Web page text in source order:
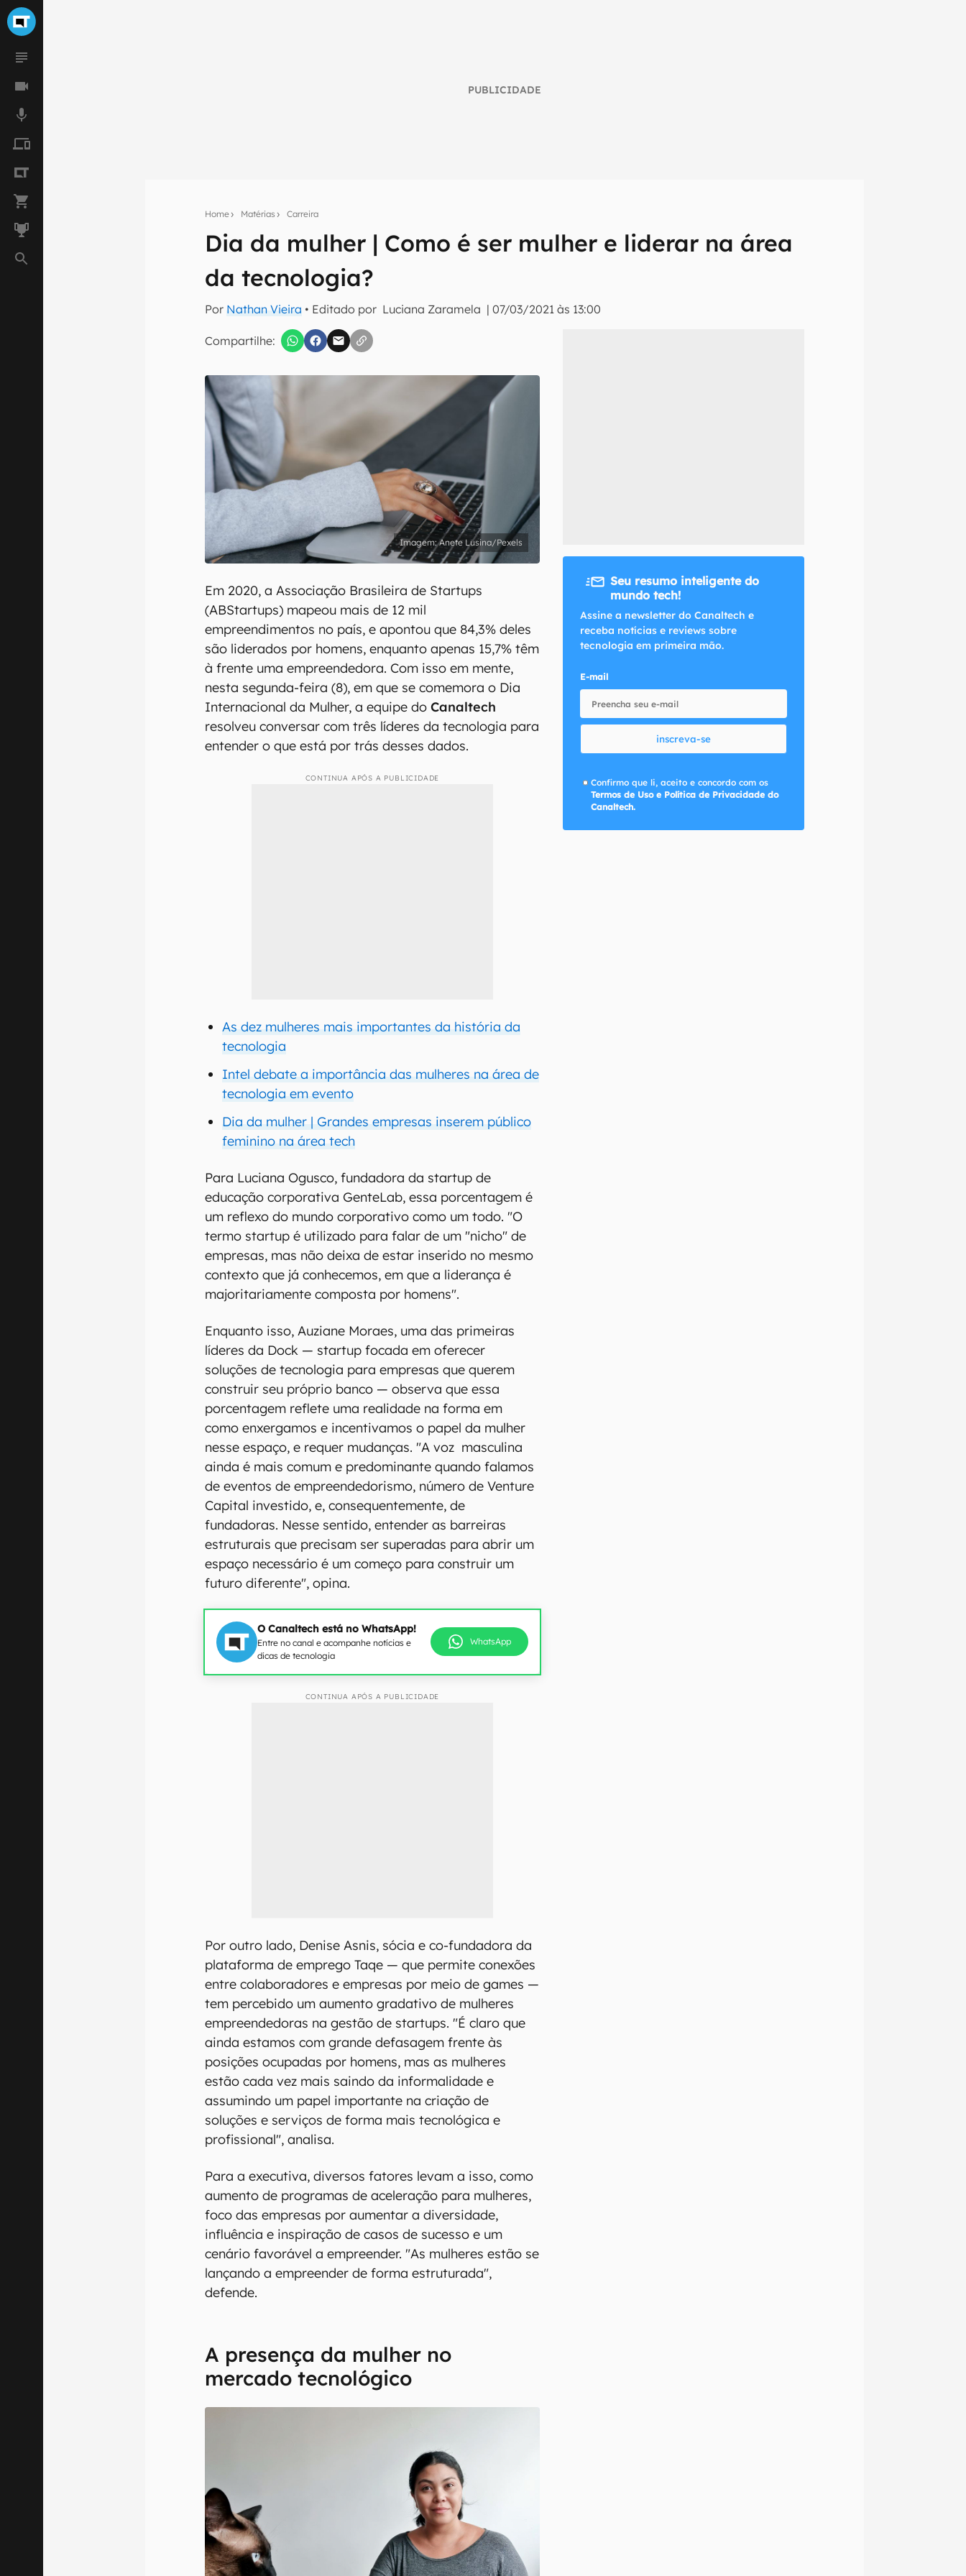
PUBLICIDADE
Home Matérias Carreira
Dia da mulher | Como é ser mulher e liderar na área
da tecnologia?
Por Nathan Vieira • Editado por Luciana Zaramela |07/03/2021 às 13:00
Compartilhe:
Seu resumo inteligente do mundo tech!
Assine a newsletter do Canaltech e receba notícias e reviews sobre tecnologia em primeira
inscreva-se
Confirmo que li, aceito e concordo com os Termos de Uso e Política de Privacidade do Canaltech.
Anete Lusina/Pexels
Em 2020, a Associação Brasileira de Startups
(ABStartups) mapeou mais de 12 mil
empreendimentos no país, e apontou que 84,3% deles
são liderados por homens, enquanto apenas 15,7% têm
à frente uma empreendedora. Com isso em mente,
nesta segunda-feira (8), em que se comemora o Dia
Internacional da Mulher, a equipe doCanaltech
resolveu conversar com três líderes da tecnologia para
entender o que está por trás desses dados.
CONTINUA APÓS A PUBLICIDADE
As dez mulheres mais importantes da história da
tecnologia
Intel debate a importância das mulheres na área de
tecnologia em evento
Dia da mulher | Grandes empresas inserem público
feminino na área tech
Para Luciana Ogusco, fundadora da startup de
educação corporativa GenteLab, essa porcentagem é
um reflexo do mundo corporativo como um todo. "O
termo startup é utilizado para falar de um "nicho" de
empresas, mas não deixa de estar inserido no mesmo
contexto que já conhecemos, em que a liderança é
majoritariamente composta por homens".
Enquanto isso, Auziane Moraes, uma das primeiras
líderes da Dock — startup focada em oferecer
soluções de tecnologia para empresas que querem
construir seu próprio banco — observa que essa
porcentagem reflete uma realidade na forma em
como enxergamos e incentivamos o papel da mulher
nesse espaço, e requer mudanças. "A voz masculina
ainda é mais comum e predominante quando falamos
de eventos de empreendedorismo, número de Venture
Capital investido, e, consequentemente, de
fundadoras. Nesse sentido, entender as barreiras
estruturais que precisam ser superadas para abrir um
espaço necessário é um começo para construir um
futuro diferente", opina.
O Canaltech está no WhatsApp!
Entre no canal e acompanhe notícias e
dicas de tecnologia
WhatsApp
CONTINUA APÓS A PUBLICIDADE
Por outro lado, Denise Asnis, sócia e co-fundadora da
plataforma de emprego Taqe — que permite conexões
entre colaboradores e empresas por meio de games —
tem percebido um aumento gradativo de mulheres
empreendedoras na gestão de startups. "É claro que
ainda estamos com grande defasagem frente às
posições ocupadas por homens, mas as mulheres
estão cada vez mais saindo da informalidade e
assumindo um papel importante na criação de
soluções e serviços de forma mais tecnológica e
profissional", analisa.
Para a executiva, diversos fatores levam a isso, como
aumento de programas de aceleração para mulheres,
foco das empresas por aumentar a diversidade,
influência e inspiração de casos de sucesso e um
cenário favorável a empreender. "As mulheres estão se
lançando a empreender de forma estruturada",
defende.
A presença da mulher no
mercado tecnológico
Seu resumo inteligente do
mundo tech!
Assine a newsletter do Canaltech e
receba notícias e reviews sobre
tecnologia em primeira mão.
E-mail
inscreva-se
Confirmo que li, aceito e concordo com os
Termos de Uso e Política de Privacidade do
Canaltech.